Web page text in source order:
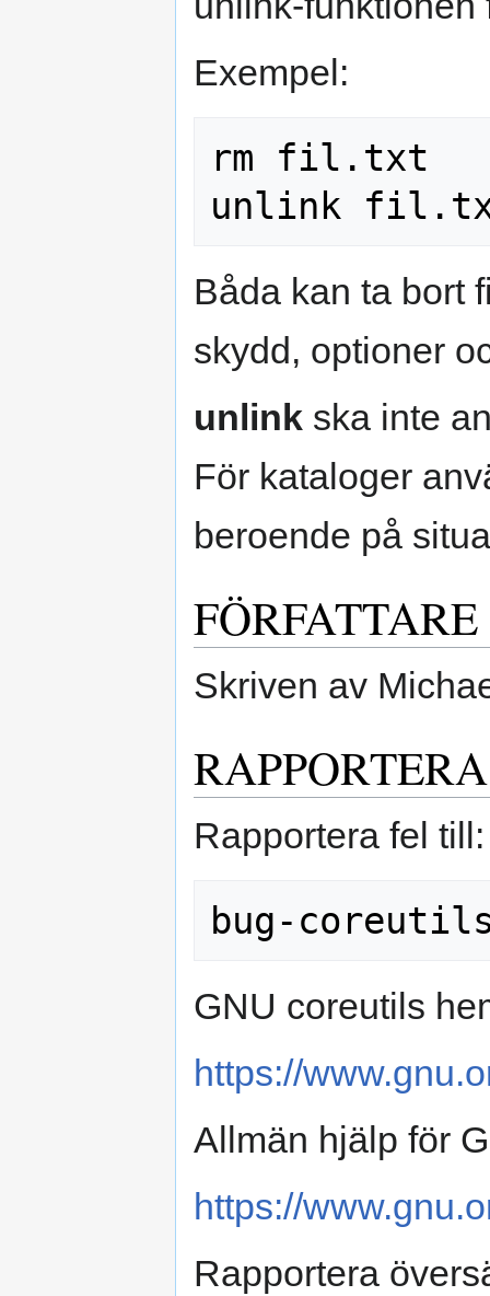
Exempel:
rm fil.txt
Båda kan ta bort
skydd, optioner
unlink ska inte
För kataloger
beroende på
FÖRFATTARE
Skriven av
Rapportera fel till:
GNU coreutils
https://
Allmän hjälp för
https://
Rapportera